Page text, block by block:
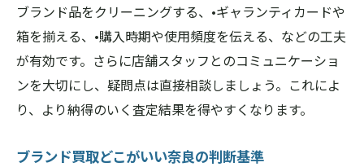
ブランド品をクリーニングする、•ギャランティカードや
箱を揃える、•購入時期や使用頻度を伝える、などの工夫
が有効です。さらに店舗スタッフとのコミュニケーショ
ンを大切にし、疑問点は直接相談しましょう。これによ
り、より納得のいく査定結果を得やすくなります。
ブランド買取どこがいい奈良の判断基準